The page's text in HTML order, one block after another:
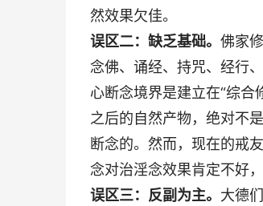
然效果欠佳。
误区二：缺乏基础。 佛家
念佛、诵经、持咒、经行
心断念境界是建立在“综合
之后的自然产物，绝对不
断念的。然而，现在的戒
念对治淫念效果肯定不好
误区三：反副为主。 大德